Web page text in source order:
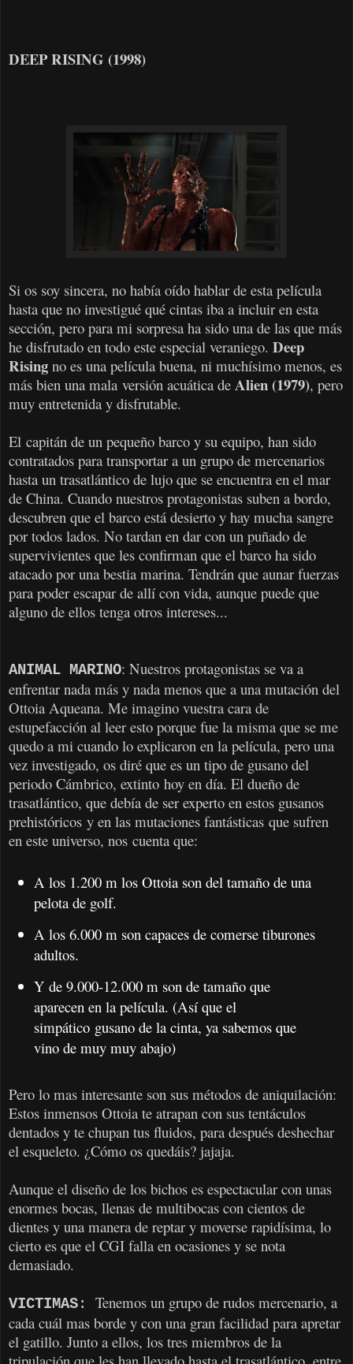
DEEP RISING (1998)
Si os soy sincera, no había oído hablar de esta película
hasta que no investigué qué cintas iba a incluir en esta
sección, pero para mi sorpresa ha sido una de las que más
he disfrutado en todo este especial veraniego. Deep
Rising no es una película buena, ni muchísimo menos, es
más bien una mala versión acuática de Alien (1979), pero
muy entretenida y disfrutable.
El capitán de un pequeño barco y su equipo, han sido
contratados para transportar a un grupo de mercenarios
hasta un trasatlántico de lujo que se encuentra en el mar
de China. Cuando nuestros protagonistas suben a bordo,
descubren que el barco está desierto y hay mucha sangre
por todos lados. No tardan en dar con un puñado de
supervivientes que les confirman que el barco ha sido
atacado por una bestia marina. Tendrán que aunar fuerzas
para poder escapar de allí con vida, aunque puede que
alguno de ellos tenga otros intereses...
ANIMAL MARINO: Nuestros protagonistas se va a
enfrentar nada más y nada menos que a una mutación del
Ottoia Aqueana. Me imagino vuestra cara de
estupefacción al leer esto porque fue la misma que se me
quedo a mi cuando lo explicaron en la película, pero una
vez investigado, os diré que es un tipo de gusano del
periodo Cámbrico, extinto hoy en día. El dueño de
trasatlántico, que debía de ser experto en estos gusanos
prehistóricos y en las mutaciones fantásticas que sufren
en este universo, nos cuenta que:
A los 1.200 m los Ottoia son del tamaño de una
pelota de golf.
A los 6.000 m son capaces de comerse tiburones
adultos.
Y de 9.000-12.000 m son de tamaño que
aparecen en la película. (Así que el
simpático gusano de la cinta, ya sabemos que
vino de muy muy abajo)
Pero lo mas interesante son sus métodos de aniquilación:
Estos inmensos Ottoia te atrapan con sus tentáculos
dentados y te chupan tus fluidos, para después deshechar
el esqueleto. ¿Cómo os quedáis? jajaja.
Aunque el diseño de los bichos es espectacular con unas
enormes bocas, llenas de multibocas con cientos de
dientes y una manera de reptar y moverse rapidísima, lo
cierto es que el CGI falla en ocasiones y se nota
demasiado.
VICTIMAS: Tenemos un grupo de rudos mercenario, a
cada cuál mas borde y con una gran facilidad para apretar
el gatillo. Junto a ellos, los tres miembros de la